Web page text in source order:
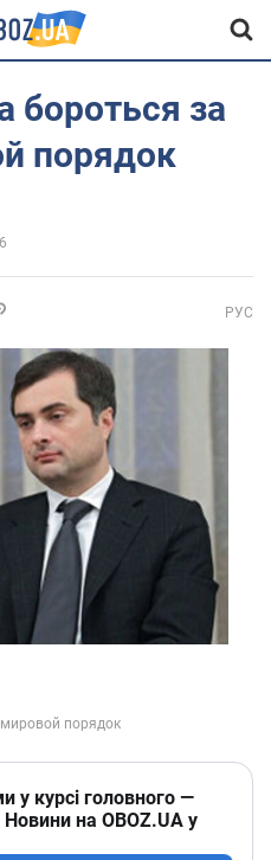
бороться за
порядок
РУС
у курсі головного —
Новини на OBOZ.UA у